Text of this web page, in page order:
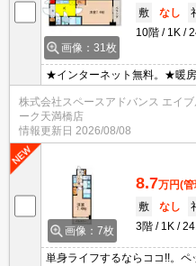
画像：31枚
敷
なし
10階
1K
★インターネット無料。★暖
水道水はすべて浄水となって
バイ駐輪場ございます。お問
橋店まで06-4790-2228
株式会社スペースアドバンス エイブ
ーク天満橋店
情報更新日 2026/08/08
画像：7枚
8.7万円(管
敷
なし
3階
1K
単身ライフするならココ!!。ペ